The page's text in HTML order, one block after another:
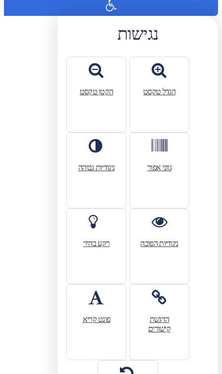
נגישות
הגדל טקסט הקטן טקסט
גווני אפור ניגודיות גבוהה
ניגודיות הפוכה רקע בהיר
הדגשת
קישורים
פונט קריא